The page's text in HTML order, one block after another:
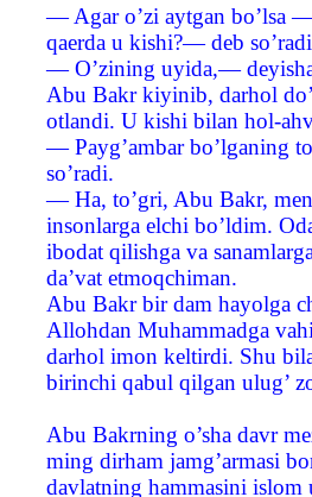
— Agar o’zi aytgan bo’lsa
qaerda u kishi?— deb
— O’zining uyida,—
Abu Bakr kiyinib, darhol
otlandi. U kishi bilan hol-
— Payg’ambar bo’lganing
so’radi.
— Ha, to’gri, Abu Bakr, men
insonlarga elchi bo’ldim.
ibodat qilishga va
da’vat etmoqchiman.
Abu Bakr bir dam hayolga
Allohdan Muhammadga
darhol imon keltirdi. Shu
birinchi qabul qilgan ulug’
Abu Bakrning o’sha davr
ming dirham jamg’armasi
davlatning hammasini islom